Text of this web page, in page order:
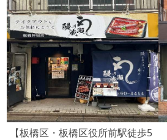
【板橋区・板橋区役所前駅徒歩5